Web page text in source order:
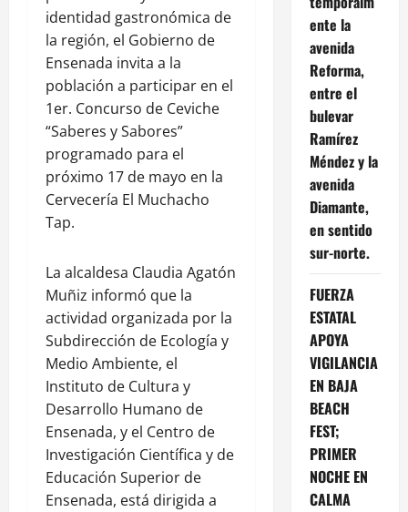
identidad gastronómica de
la región, el Gobierno de
Ensenada invita a la
población a participar en el
1er. Concurso de Ceviche
“Saberes y Sabores”
programado para el
próximo 17 de mayo en la
Cervecería El Muchacho
Tap.
La alcaldesa Claudia Agatón
Muñiz informó que la
actividad organizada por la
Subdirección de Ecología y
Medio Ambiente, el
Instituto de Cultura y
Desarrollo Humano de
Ensenada, y el Centro de
Investigación Científica y de
Educación Superior de
Ensenada, está dirigida a
ente la
avenida
Reforma,
entre el
bulevar
Ramírez
Méndez y la
avenida
Diamante,
en sentido
sur-norte.
FUERZA
ESTATAL
APOYA
VIGILANCIA
EN BAJA
BEACH
FEST;
PRIMER
NOCHE EN
CALMA